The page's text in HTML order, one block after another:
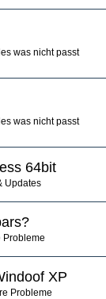
was nicht passt
was nicht passt
64bit
Updates
Probleme
XP
Probleme